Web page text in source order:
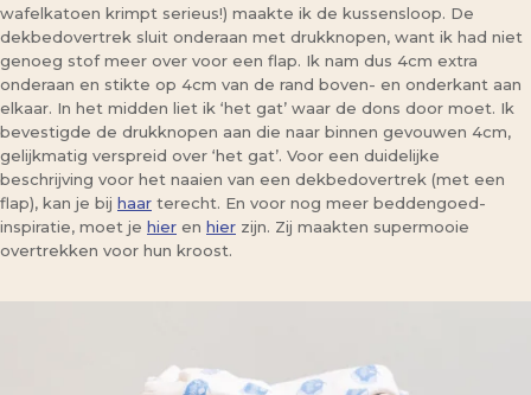
wafelkatoen krimpt serieus!) maakte ik de kussensloop. De
dekbedovertrek sluit onderaan met drukknopen, want ik had niet
genoeg stof meer over voor een flap. Ik nam dus 4cm extra
onderaan en stikte op 4cm van de rand boven- en onderkant aan
elkaar. In het midden liet ik ‘het gat’ waar de dons door moet. Ik
bevestigde de drukknopen aan die naar binnen gevouwen 4cm,
gelijkmatig verspreid over ‘het gat’. Voor een duidelijke
beschrijving voor het naaien van een dekbedovertrek (met een
flap), kan je bij haar terecht. En voor nog meer beddengoed-
inspiratie, moet je hier en hier zijn. Zij maakten supermooie
overtrekken voor hun kroost.